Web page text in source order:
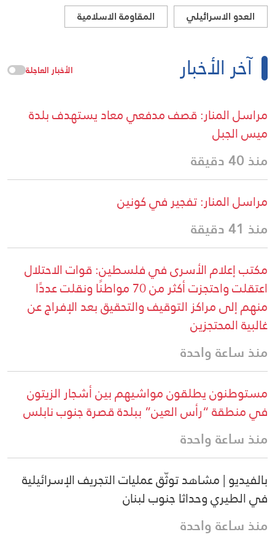
العدو الاسرائيلي المقاومة الاسلامية
آخر الأخبار الأخبار العاجلة
مراسل المنار: قصف مدفعي معاد يستهدف بلدة
ميس الجبل
منذ 40 دقيقة
مراسل المنار: تفجير في كونين
منذ 41 دقيقة
مكتب إعلام الأسرى في فلسطين: قوات الاحتلال
اعتقلت واحتجزت أكثر من 70 مواطنًا ونقلت عددًا
منهم إلى مراكز التوقيف والتحقيق بعد الإفراج عن
غالبية المحتجزين
منذ ساعة واحدة
مستوطنون يطلقون مواشيهم بين أشجار الزيتون
في منطقة “رأس العين” ببلدة قصرة جنوب نابلس
منذ ساعة واحدة
بالفيديو | مشاهد توثّق عمليات التجريف الإسرائيلية
في الطيري وحداثا جنوب لبنان
منذ ساعة واحدة